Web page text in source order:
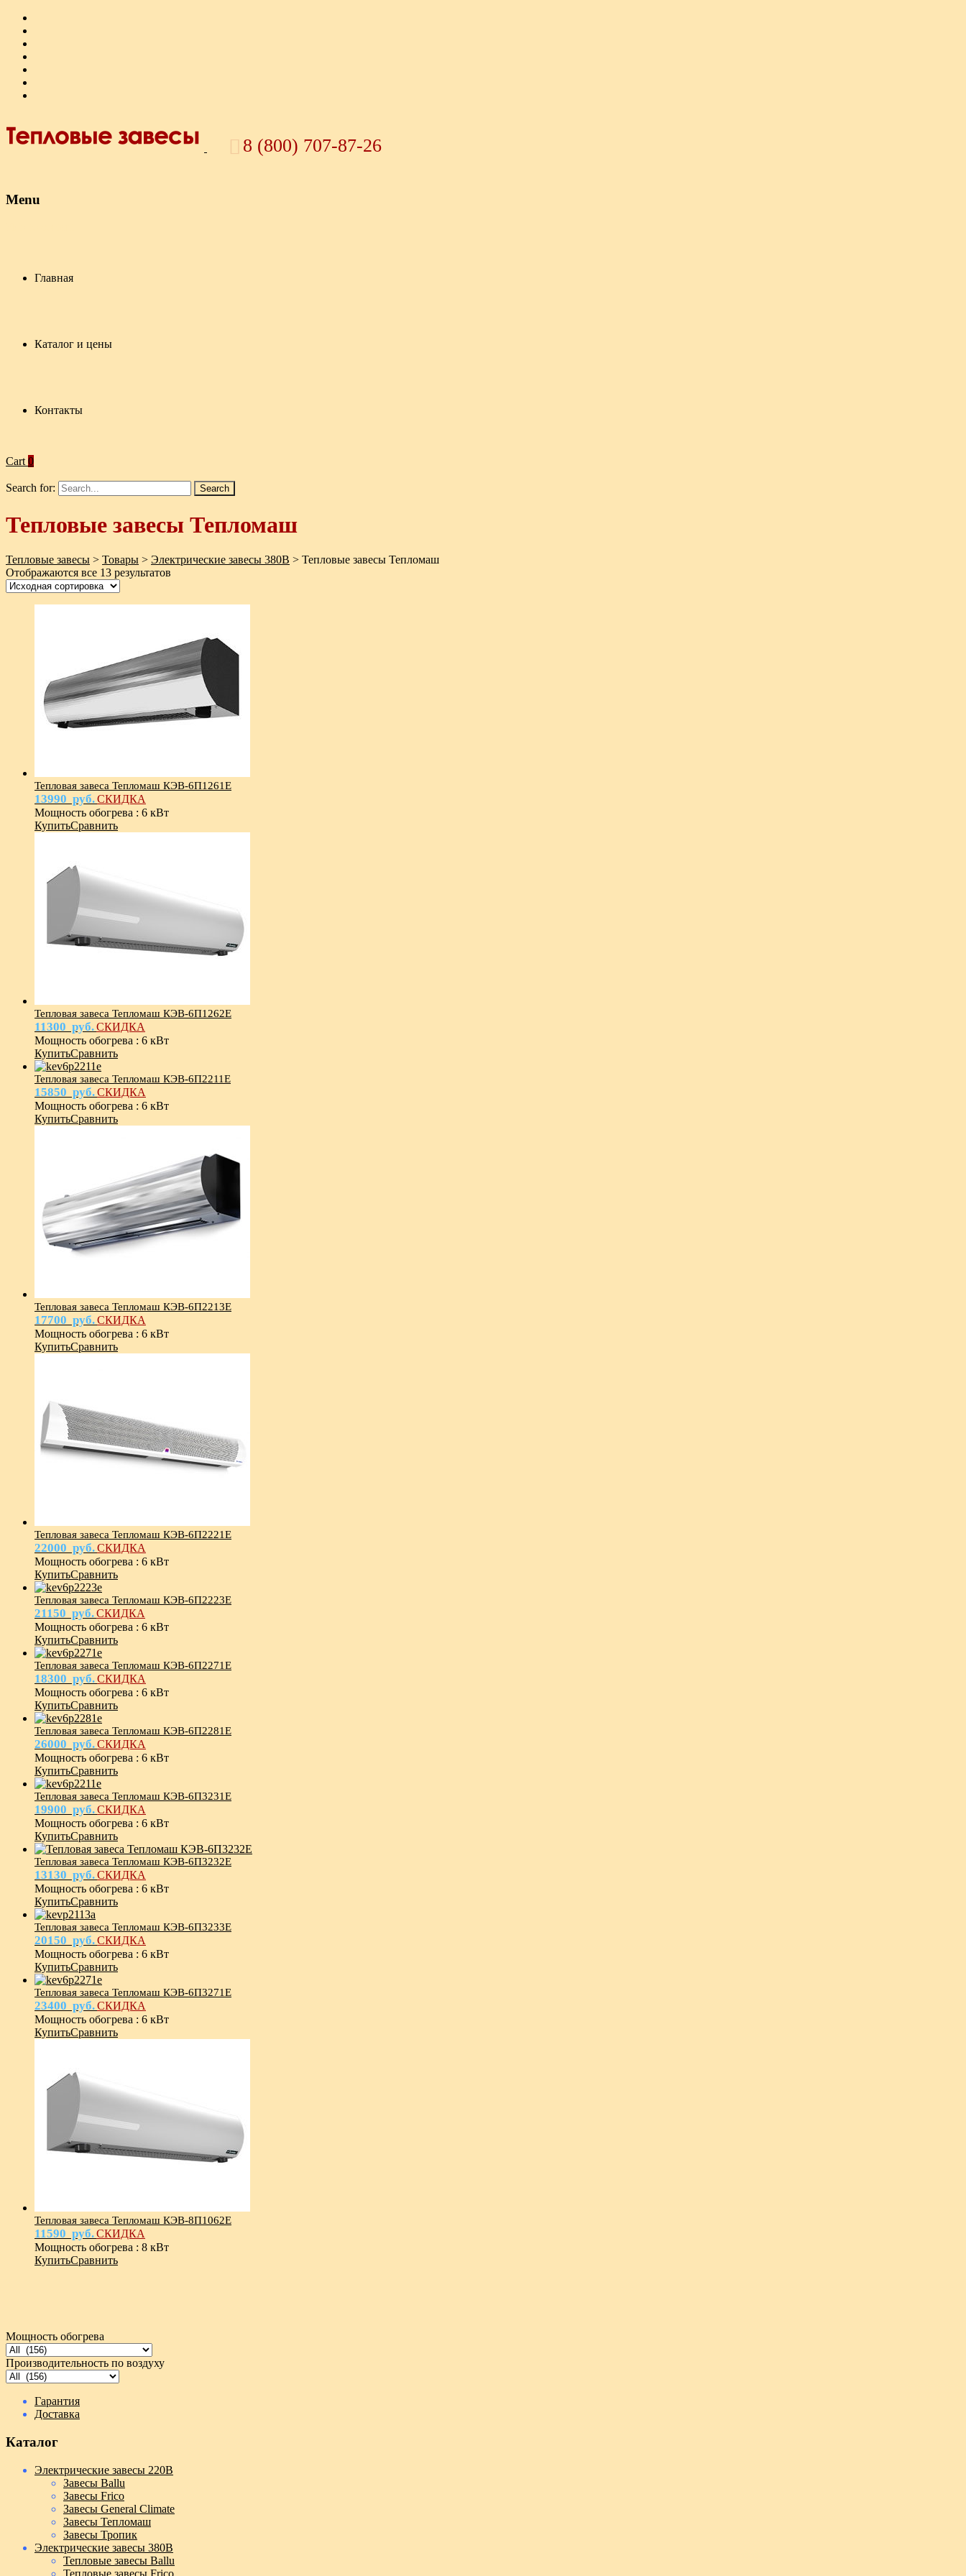
8 (800) 707-87-26
Menu
Главная
Каталог и цены
Контакты
Cart 0
Search for:
Тепловые завесы Тепломаш
Тепловые завесы > Товары > Электрические завесы 380В > Тепловые завесы Тепломаш
Отображаются все 13 результатов
Тепловая завеса Тепломаш КЭВ-6П1261Е
13990 руб.СКИДКА
Мощность обогрева : 6 кВт
КупитьСравнить
Тепловая завеса Тепломаш КЭВ-6П1262Е
11300 руб.СКИДКА
Мощность обогрева : 6 кВт
КупитьСравнить
Тепловая завеса Тепломаш КЭВ-6П2211E
15850 руб.СКИДКА
Мощность обогрева : 6 кВт
КупитьСравнить
Тепловая завеса Тепломаш КЭВ-6П2213Е
17700 руб.СКИДКА
Мощность обогрева : 6 кВт
КупитьСравнить
Тепловая завеса Тепломаш КЭВ-6П2221E
22000 руб.СКИДКА
Мощность обогрева : 6 кВт
КупитьСравнить
Тепловая завеса Тепломаш КЭВ-6П2223E
21150 руб.СКИДКА
Мощность обогрева : 6 кВт
КупитьСравнить
Тепловая завеса Тепломаш КЭВ-6П2271E
18300 руб.СКИДКА
Мощность обогрева : 6 кВт
КупитьСравнить
Тепловая завеса Тепломаш КЭВ-6П2281E
26000 руб.СКИДКА
Мощность обогрева : 6 кВт
КупитьСравнить
Тепловая завеса Тепломаш КЭВ-6П3231E
19900 руб.СКИДКА
Мощность обогрева : 6 кВт
КупитьСравнить
Тепловая завеса Тепломаш КЭВ-6П3232Е
13130 руб.СКИДКА
Мощность обогрева : 6 кВт
КупитьСравнить
Тепловая завеса Тепломаш КЭВ-6П3233Е
20150 руб.СКИДКА
Мощность обогрева : 6 кВт
КупитьСравнить
Тепловая завеса Тепломаш КЭВ-6П3271E
23400 руб.СКИДКА
Мощность обогрева : 6 кВт
КупитьСравнить
Тепловая завеса Тепломаш КЭВ-8П1062Е
11590 руб.СКИДКА
Мощность обогрева : 8 кВт
КупитьСравнить
Мощность обогрева
Производительность по воздуху
Гарантия
Доставка
Каталог
Электрические завесы 220В
Завесы Ballu
Завесы Frico
Завесы General Climate
Завесы Тепломаш
Завесы Тропик
Электрические завесы 380В
Тепловые завесы Ballu
Тепловые завесы Frico